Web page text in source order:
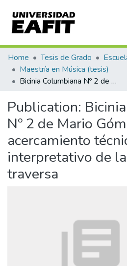
Communities & Collections
All of DSpace
Home Tesis de Grado
Maestría en Música (tesis)
Bicinia Columbiana Nº 2 de Mario Gómez Vignes, acercamiento técnico-interpretativo de la flauta traversa
Publication:
Nº 2 de Mario
acercamiento
interpretativo de
traversa